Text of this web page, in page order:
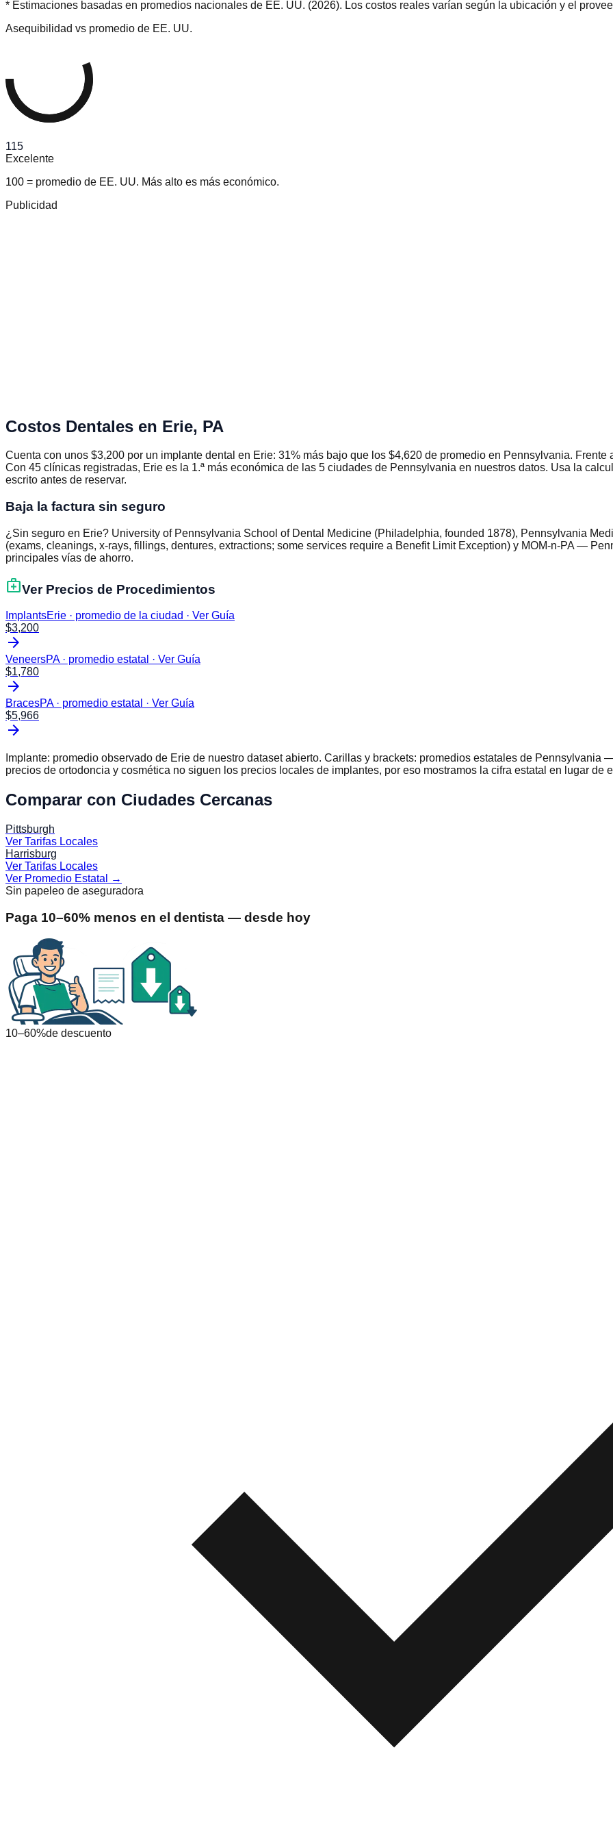
* Estimaciones basadas en promedios nacionales de EE. UU. (2026). Los costos reales varían según la ubicación y el
Asequibilidad vs promedio de EE. UU.
115
Excelente
100 = promedio de EE. UU. Más alto es más económico.
Publicidad
Costos Dentales en Erie, PA
Cuenta con unos $3,200 por un implante dental en Erie: 31% más bajo que los $4,620 de promedio en Pennsylvania.
Con 45 clínicas registradas, Erie es la 1.ª más económica de las 5 ciudades de Pennsylvania en nuestros datos. Usa la
escrito antes de reservar.
Baja la factura sin seguro
¿Sin seguro en Erie? University of Pennsylvania School of Dental Medicine (Philadelphia, founded 1878), Pennsylvania
(exams, cleanings, x-rays, fillings, dentures, extractions; some services require a Benefit Limit Exception) y MOM-n-PA —
principales vías de ahorro.
medical_servicesVer Precios de Procedimientos
ImplantsErie · promedio de la ciudad · Ver Guía
$3,200
arrow_forward
VeneersPA · promedio estatal · Ver Guía
$1,780
arrow_forward
BracesPA · promedio estatal · Ver Guía
$5,966
arrow_forward
Implante: promedio observado de Erie de nuestro dataset abierto. Carillas y brackets: promedios estatales de Pennsylvania —
precios de ortodoncia y cosmética no siguen los precios locales de implantes, por eso mostramos la cifra estatal en lugar de
Comparar con Ciudades Cercanas
Pittsburgh
Ver Tarifas Locales
Harrisburg
Ver Tarifas Locales
Ver Promedio Estatal
→
Sin papeleo de aseguradora
Paga 10–60% menos en el dentista — desde hoy
10–60%de descuento